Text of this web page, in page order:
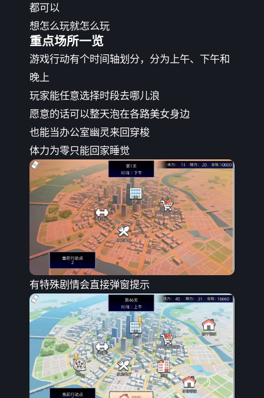
都可以
想怎么玩就怎么玩
重点场所一览
游戏行动有个时间轴划分，分为上午、下午和
晚上
玩家能任意选择时段去哪儿浪
愿意的话可以整天泡在各路美女身边
也能当办公室幽灵来回穿梭
体力为零只能回家睡觉
有特殊剧情会直接弹窗提示